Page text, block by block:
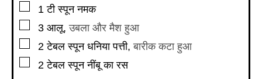
▢
1 टी स्पूननमक
▢
3 आलू,उबला और मैश हुआ
▢
2 टेबल स्पून धनिया पत्ती,बारीक कटा हुआ
▢
2 टेबल स्पूननींबू का रस